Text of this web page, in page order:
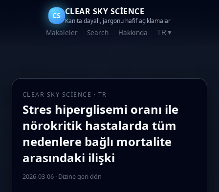
CS CLEAR SKY SCIENCE
Kanıta dayalı, jargonu hafif açıklamalar
Makaleler Search Hakkında TR ▼
CLEAR SKY SCIENCE · TR
Stres hiperglisemi oranı ile
nörokritik hastalarda tüm
nedenlere bağlı mortalite
arasındaki ilişki
2026-03-06· Dizine geri dön